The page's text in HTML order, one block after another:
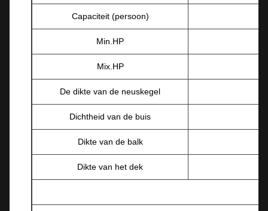
Capaciteit (persoon)
Min.HP
Mix.HP
De dikte van de neuskegel
Dichtheid van de buis
Dikte van de balk
Dikte van het dek